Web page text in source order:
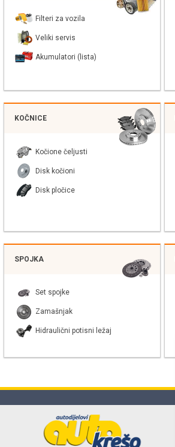
Filteri za vozila
Veliki servis
Akumulatori (lista)
KOČNICE
Kočione čeljusti
Disk kočioni
Disk pločice
SPOJKA
Set spojke
Zamašnjak
Hidraulični potisni ležaj